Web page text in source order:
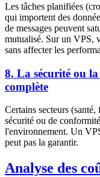
Les tâches planifiées
qui importent des
de messages peuvent
mutualisé. Sur un VPS,
sans affecter les
8. La sécurité ou
complète
Certains secteurs
sécurité ou de
l'environnement. Un
peut pas la garantir.
Analyse des